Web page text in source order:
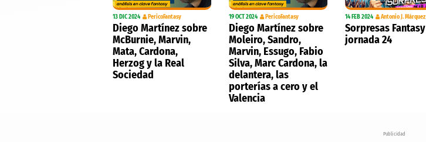
13 DIC 2024 PericoFantasy
Diego Martínez sobre
McBurnie, Marvin,
Mata, Cardona,
Herzog y la Real
Sociedad
19 OCT 2024 PericoFantasy
Diego Martínez sobre
Moleiro, Sandro,
Marvin, Essugo, Fabio
Silva, Marc Cardona, la
delantera, las
porterías a cero y el
Valencia
14 FEB 2024 Antonio J. Márquez
Sorpresas Fantasy
jornada 24
Publicidad